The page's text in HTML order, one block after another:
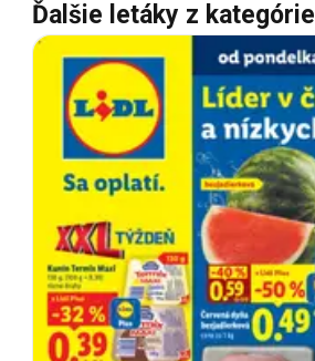
Ďalšie letáky z kategórie